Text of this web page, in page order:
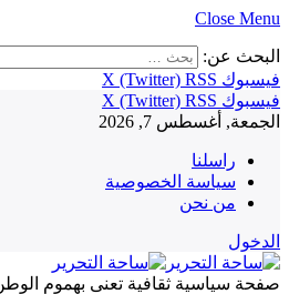
Close Menu
البحث عن:
فيسبوك
X (Twitter) RSS
فيسبوك
X (Twitter) RSS
الجمعة, أغسطس 7, 2026
راسلنا
سياسة الخصوصية
من نحن
الدخول
صفحة سياسية ثقافية تعنى بهموم